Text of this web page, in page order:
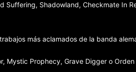
Suffering, Shadowland, Checkmate In
más aclamados de la banda
Mystic Prophecy, Grave Digger o